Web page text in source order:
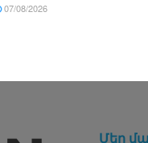
07/08/2026
Մեր